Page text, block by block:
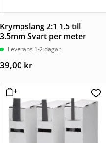
Krympslang 2:1 1.5 till
3.5mm Svart per meter
Leverans 1-2 dagar
39,00 kr